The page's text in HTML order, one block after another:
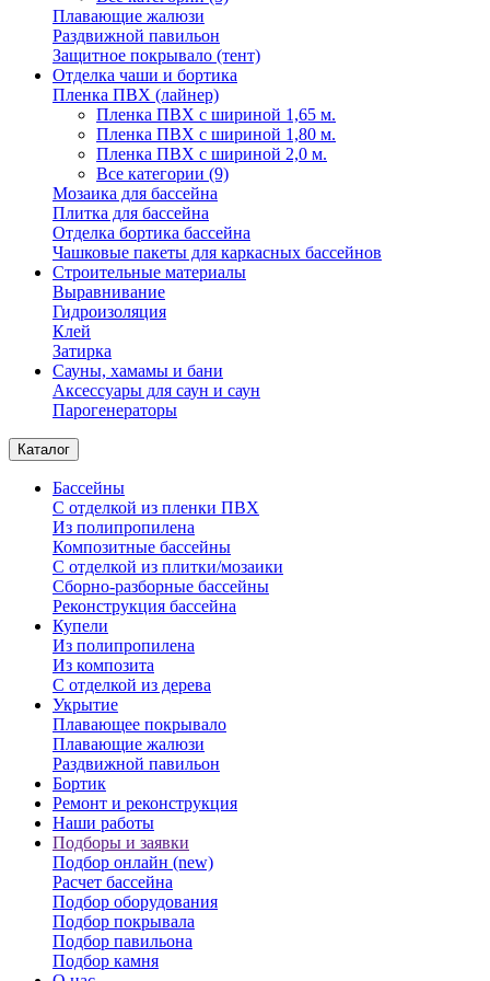
Плавающие жалюзи
Раздвижной павильон
Защитное покрывало (тент)
Отделка чаши и бортика
Пленка ПВХ (лайнер)
Пленка ПВХ с шириной 1,65 м.
Пленка ПВХ с шириной 1,80 м.
Пленка ПВХ с шириной 2,0 м.
Все категории (9)
Мозаика для бассейна
Плитка для бассейна
Отделка бортика бассейна
Чашковые пакеты для каркасных бассейнов
Строительные материалы
Выравнивание
Гидроизоляция
Клей
Затирка
Сауны, хамамы и бани
Аксессуары для саун и саун
Парогенераторы
Каталог
Бассейны
С отделкой из пленки ПВХ
Из полипропилена
Композитные бассейны
С отделкой из плитки/мозаики
Сборно-разборные бассейны
Реконструкция бассейна
Купели
Из полипропилена
Из композита
С отделкой из дерева
Укрытие
Плавающее покрывало
Плавающие жалюзи
Раздвижной павильон
Бортик
Ремонт и реконструкция
Наши работы
Подборы и заявки
Подбор онлайн (new)
Расчет бассейна
Подбор оборудования
Подбор покрывала
Подбор павильона
Подбор камня